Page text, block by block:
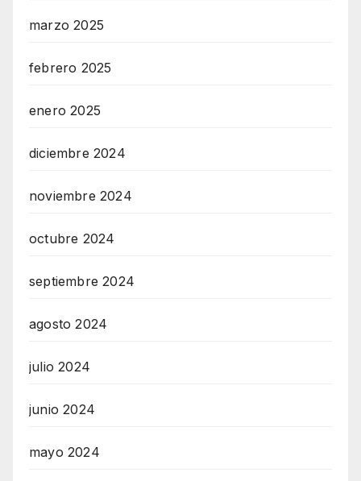
marzo 2025
febrero 2025
enero 2025
diciembre 2024
noviembre 2024
octubre 2024
septiembre 2024
agosto 2024
julio 2024
junio 2024
mayo 2024